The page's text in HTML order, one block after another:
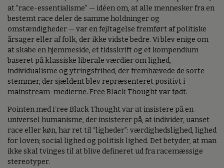
at ”race-essentialisme” — idéen om, at alle mennesker fra en
bestemt race deler de samme holdninger og
omstændigheder — var en fejltagelse fremført af politiske
årsager eller af folk, der ikke vidste bedre. Vi blev enige om
at skabe en hjemmeside, et tidsskrift og et kompendium
baseret på klassiske liberale værdier om lighed,
individualisme og ytringsfrihed, der fremhævede de sorte
stemmer, der sjældent blev repræsenteret positivt i
mainstream-medierne. Free Black Thought var født.
Pointen med Free Black Thought var at insistere på en
universel humanisme, der insisterer på, at individer, uanset
race eller køn, har ret til “ligheder”: værdighedslighed, lighed
for loven; social lighed og politisk lighed. Det betyder, at man
ikke skal tvinges til at blive defineret ud fra racemæssige
stereotyper.